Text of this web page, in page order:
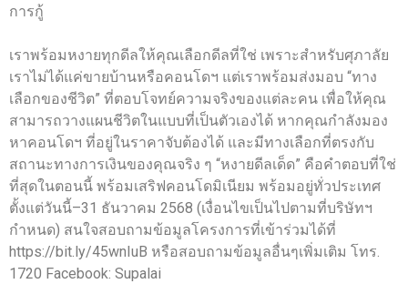
การกู้
เราพร้อมหงายทุกดีลให้คุณเลือกดีลที่ใช่ เพราะสำหรับศุภาลัย
เราไม่ได้แค่ขายบ้านหรือคอนโดฯ แต่เราพร้อมส่งมอบ “ทาง
เลือกของชีวิต” ที่ตอบโจทย์ความจริงของแต่ละคน เพื่อให้คุณ
สามารถวางแผนชีวิตในแบบที่เป็นตัวเองได้ หากคุณกำลังมอง
หาคอนโดฯ ที่อยู่ในราคาจับต้องได้ และมีทางเลือกที่ตรงกับ
สถานะทางการเงินของคุณจริง ๆ “หงายดีลเด็ด” คือคำตอบที่ใช่
ที่สุดในตอนนี้ พร้อมเสริฟคอนโดมิเนียม พร้อมอยู่ทั่วประเทศ
ตั้งแต่วันนี้–31 ธันวาคม 2568 (เงื่อนไขเป็นไปตามที่บริษัทฯ
กำหนด) สนใจสอบถามข้อมูลโครงการที่เข้าร่วมได้ที่
https://bit.ly/45wnIuB หรือสอบถามข้อมูลอื่นๆเพิ่มเติม โทร.
1720 Facebook: Supalai